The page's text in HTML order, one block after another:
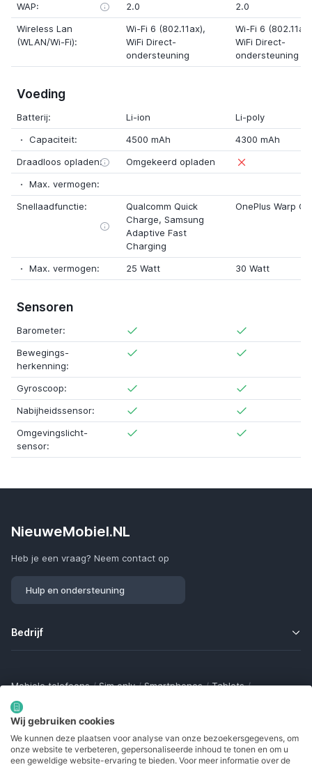
WAP:
2.0
2.0
Wireless Lan
(WLAN/Wi-Fi):
Wi-Fi 6 (802.11ax),
WiFi Direct-
ondersteuning
Wi-Fi 6
WiFi Direct-
ondersteuning
Voeding
Batterij: Li-ion
Li-poly
Capaciteit:
4500 mAh
4300 mAh
Draadloos opladen:
Omgekeerd opladen
Max. vermogen:
Snellaadfunctie:
Qualcomm Quick
Charge, Samsung
Adaptive Fast
Charging
OnePlus Warp
Max. vermogen: 25 Watt 30 Watt
Sensoren
Barometer:
Bewegings-
herkenning:
Gyroscoop:
Nabijheidssensor:
Omgevingslicht-
sensor:
NieuweMobiel.NL
Heb je een vraag? Neem contact op
Hulp en ondersteuning
Bedrijf
Mobiele telefoons / Sim only / Smartphones / Tablets /
Smartwatches
Bluetooth trackers / Opladers
Samsung Galaxy
Gamingtelefoons / Foldables / Robuuste telefoons /
Seniorentelefoons / Waterdichte telefoons / Refurbished
Wij gebruiken cookies
We kunnen deze plaatsen voor analyse van onze bezoekersgegevens, om
onze website te verbeteren, gepersonaliseerde inhoud te tonen en om u
een geweldige website-ervaring te bieden. Voor meer informatie over de